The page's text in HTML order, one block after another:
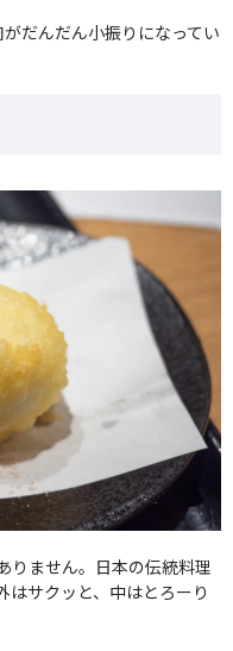
だんだん小振りになってい
りません。日本の伝統料理
はサクッと、中はとろーり